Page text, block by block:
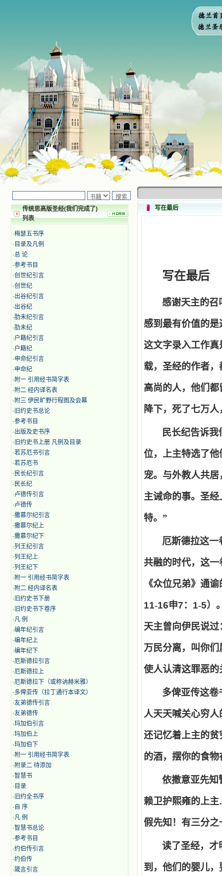
传统思高版圣经(我们完成了)
列表
·梅瑟五书序
· 目录及凡例
·总 论
·参考书目
·创世纪引言
·创世纪
·出谷纪引言
·出谷纪
·肋未纪引言
·肋未纪
·户籍纪引言
·户籍纪
·申命纪引言
·申命纪
· 附一 引用经书简字表
· 附二 经内译名表
· 附三 伊民旷野行程图及会幕
· 旧约史书总论
·参考书目
·出版及史书序
· 旧约史书上册 凡例及目录
·若苏厄书引言
·若苏厄书
· 民长纪引言
· 民长纪
·卢德传引言
·卢德传
·撒慕尔纪引言
·撒慕尔纪上
·撒慕尔纪下
·列王纪引言
·列王纪上
·列王纪下
· 附一 引用经书简字表
· 附二 经内译名表
· 旧约史书下册
· 旧约史书下卷序
·凡 例
·编年纪引言
·编年纪上
·编年纪下
·厄斯德拉引言
·厄斯德拉上
·厄斯德拉下（或称讷赫米雅）
·多俾亚传（拉丁通行本译文）
·友弟德传引言
·友弟德传
·玛加伯引言
·玛加伯上
·玛加伯下
· 附一 引用经书简字表
· 附录二 待添加
·智慧书
· 目录
· 旧约全书序
· 自 序
·凡 例
·智慧书总论
·参考书目
·约伯传引言
·约伯传
·箴言引言
写在最后
写在最后
感谢天主的召
感到最有价值的
这文字录入工作
载，圣经的作者
高尚的人，他们
降下，死了七万
民长纪告诉
位，上主特选了
宠。与外教人共
主诫命的事。圣
特。”
厄斯德拉这一
共融的时代，这
《众位兄弟》通
11-16申7： 1-5）
天主曾向伊民说
万民分离，叫你们
使人认清这罪恶
多俾亚传这卷
人天天喊关心穷
还记忆着上主的
的酒，摆你的食
依撒意亚先知
赖卫护熙雍的上
假先知！有三分
读了圣经，才
到，他们的婴儿